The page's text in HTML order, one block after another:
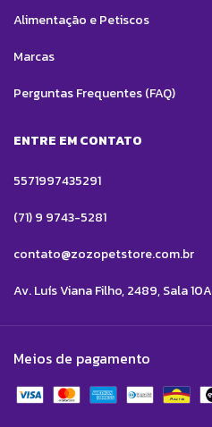
Alimentação e Petiscos
Marcas
Perguntas Frequentes (FAQ)
ENTRE EM CONTATO
5571997435291
(71) 9 9743-5281
contato@zozopetstore.com.br
Av. Luís Viana Filho, 2489, Sala 10A
Meios de pagamento